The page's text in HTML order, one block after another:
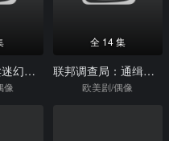
如何在网上卖迷幻药第一季
像
全 14 集
联邦调查局：通缉要犯第一季
欧美剧/偶像